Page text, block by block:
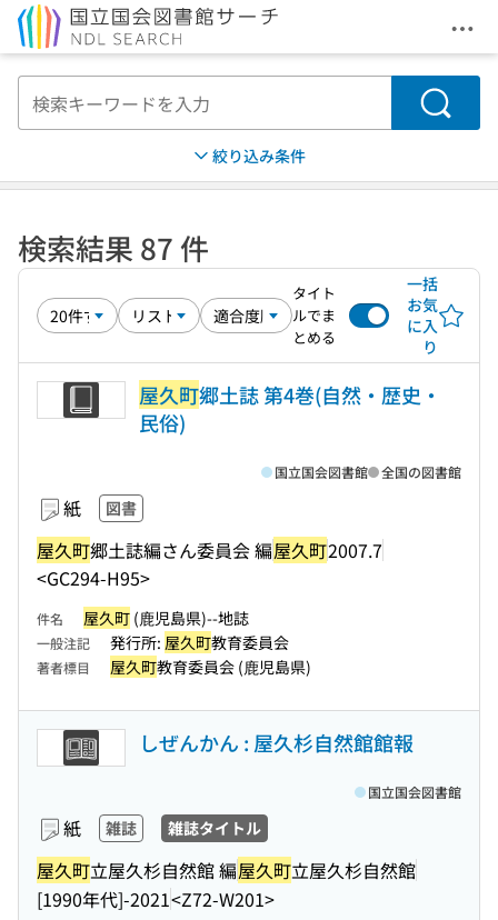
メ
検索
絞り込み条件
検索結果 87 件
タイト
ルでま
とめる
一括
お気
に入
り
屋久町郷土誌 第4巻(自然・歴史・
民俗)
紙 図書
屋久町郷土誌編さん委員会 編屋久町2007.7
<GC294-H95>
国立国会図書館 全国の図書館
件名 屋久町 (鹿児島県)--地誌
一般注記 発行所: 屋久町教育委員会
著者標目 屋久町教育委員会 (鹿児島県)
しぜんかん : 屋久杉自然館館報
紙 雑誌 雑誌タイトル
屋久町立屋久杉自然館 編屋久町立屋久杉自然館
[1990年代]-2021<Z72-W201>
国立国会図書館